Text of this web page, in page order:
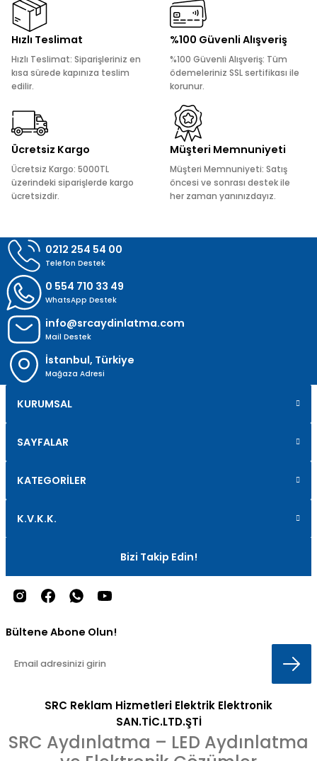
Ürün resmi kalitesiz, bozuk veya görüntülenemiyor.
Ürün bilgilerinde hatalar bulunuyor.
Ürün fiyatı diğer sitelerden daha pahalı.
Bu ürüne benzer farklı alternatifler olmalı.
Hızlı Teslimat
Hızlı Teslimat: Siparişleriniz en
kısa sürede kapınıza teslim
edilir.
%100 Güvenli Alışveriş
%100 Güvenli Alışveriş: Tüm
ödemeleriniz SSL sertifikası ile
korunur.
Ücretsiz Kargo
Ücretsiz Kargo: 5000TL
üzerindeki siparişlerde kargo
ücretsizdir.
Müşteri Memnuniyeti
Müşteri Memnuniyeti: Satış
öncesi ve sonrası destek ile
her zaman yanınızdayız.
0212 254 54 00
Telefon Destek
0 554 710 33 49
WhatsApp Destek
info@srcaydinlatma.com
Mail Destek
İstanbul, Türkiye
Mağaza Adresi
KURUMSAL
SAYFALAR
KATEGORİLER
K.V.K.K.
Bizi Takip Edin!
Bültene Abone Olun!
SRC Reklam Hizmetleri Elektrik Elektronik
SAN.TİC.LTD.ŞTİ
SRC Aydınlatma – LED Aydınlatma